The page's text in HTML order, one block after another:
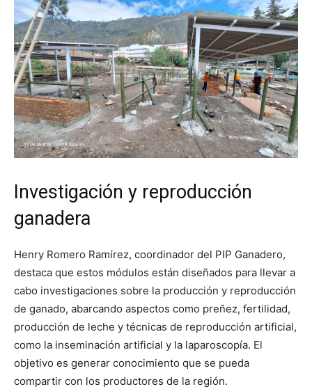
Investigación y reproducción
ganadera
Henry Romero Ramírez, coordinador del PIP Ganadero,
destaca que estos módulos están diseñados para llevar a
cabo investigaciones sobre la producción y reproducción
de ganado, abarcando aspectos como preñez, fertilidad,
producción de leche y técnicas de reproducción artificial,
como la inseminación artificial y la laparoscopía. El
objetivo es generar conocimiento que se pueda
compartir con los productores de la región.